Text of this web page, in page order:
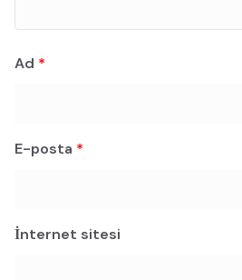
Ad *
E-posta *
İnternet sitesi